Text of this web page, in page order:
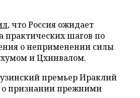
, что Россия ожидает
практических шагов по
о неприменении силы
и Цхинвалом.
премьер Ираклий
о признании прежними